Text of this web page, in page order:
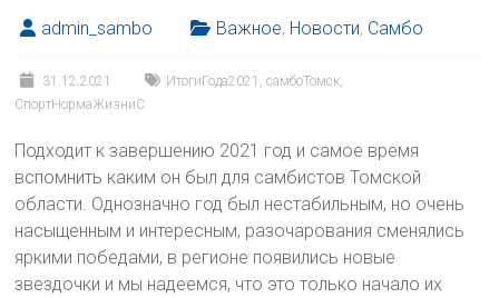
admin_sambo Важное, Новости, Самбо
31.12.2021 ИтогиГода2021 ,самбоТомск,
СпортНормаЖизниС
Подходит к завершению 2021 год и самое время
вспомнить каким он был для самбистов Томской
области. Однозначно год был нестабильным, но очень
насыщенным и интересным, разочарования сменялись
яркими победами, в регионе появились новые
звездочки и мы надеемся, что это только начало их